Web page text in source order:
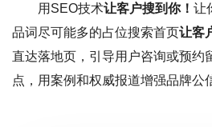
用SEO技术让客户搜到你！ 让
品词尽可能多的占位搜索首页让客
直达落地页，引导用户咨询或预约
点，用案例和权威报道增强品牌公